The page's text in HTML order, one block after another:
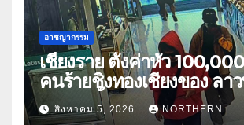
อาชญากรรม
เชียงราย ตั้งค่าหัว 100,000 บาท
คนร้ายชิงทองเชียงของ ลา
คนร้ายตั้งจุดตรวจตามเส้นท
สิงหาคม 5, 2026 NORTHERN